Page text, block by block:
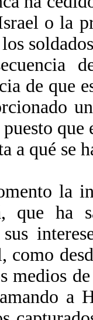
o la
de que
que
a qué se
la
que ha
como
medios
a